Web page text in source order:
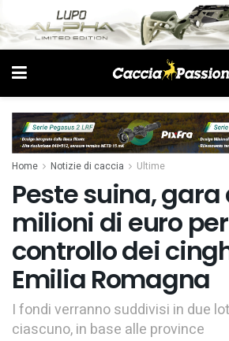
Home Notizie di caccia Ultime
Peste suina, gara
milioni di euro
controllo dei
Emilia Romagna
I fondi verranno suddivisi in due
ciascuno, in base alle province